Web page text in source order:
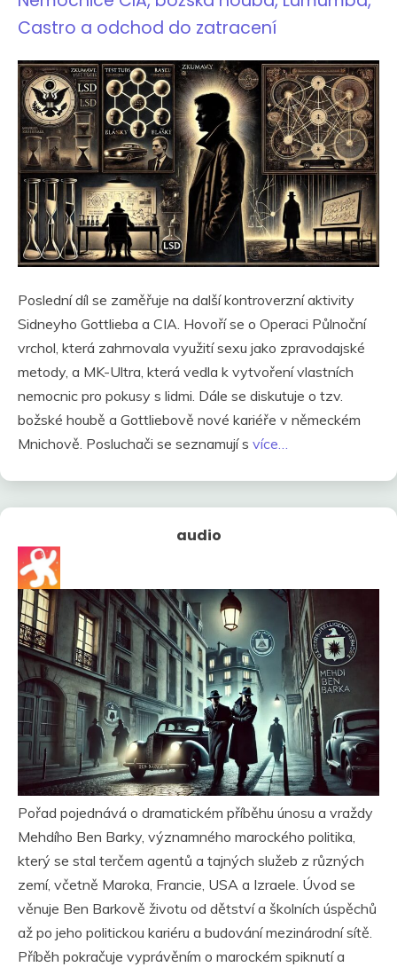
Castro a odchod do zatracení
Poslední díl se zaměřuje na další kontroverzní aktivity
Sidneyho Gottlieba a CIA. Hovoří se o Operaci Půlnoční
vrchol, která zahrnovala využití sexu jako zpravodajské
metody, a MK-Ultra, která vedla k vytvoření vlastních
nemocnic pro pokusy s lidmi. Dále se diskutuje o tzv.
božské houbě a Gottliebově nové kariéře v německém
Mnichově. Posluchači se seznamují s více…
audio
Pořad pojednává o dramatickém příběhu únosu a vraždy
Mehdího Ben Barky, významného marockého politika,
který se stal terčem agentů a tajných služeb z různých
zemí, včetně Maroka, Francie, USA a Izraele. Úvod se
věnuje Ben Barkově životu od dětství a školních úspěchů
až po jeho politickou kariéru a budování mezinárodní sítě.
Příběh pokračuje vyprávěním o marockém spiknutí a